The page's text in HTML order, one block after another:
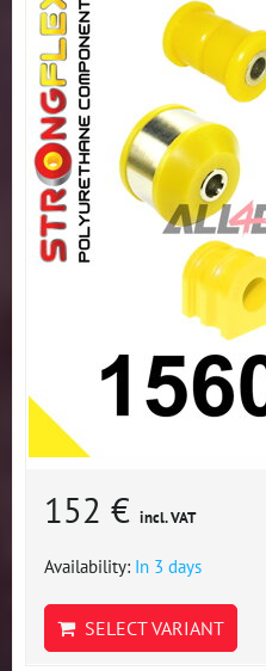
152 € incl. VAT
Availability: In 3 days
SELECT VARIANT